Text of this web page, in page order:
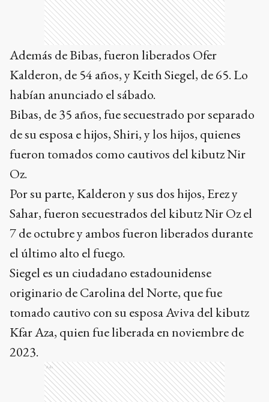
Además de Bibas, fueron liberados Ofer
Kalderon, de 54 años, y Keith Siegel, de 65. Lo
habían anunciado el sábado.
Bibas, de 35 años, fue secuestrado por separado
de su esposa e hijos, Shiri, y los hijos, quienes
fueron tomados como cautivos del kibutz Nir
Oz.
Por su parte, Kalderon y sus dos hijos, Erez y
Sahar, fueron secuestrados del kibutz Nir Oz el
7 de octubre y ambos fueron liberados durante
el último alto el fuego.
Siegel es un ciudadano estadounidense
originario de Carolina del Norte, que fue
tomado cautivo con su esposa Aviva del kibutz
Kfar Aza, quien fue liberada en noviembre de
2023.
Ads